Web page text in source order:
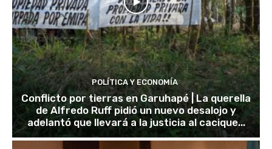
POLÍTICA Y ECONOMÍA
Conflicto por tierras en Garuhapé | La querella
de Alfredo Ruff pidió un nuevo desalojo y
adelantó que llevará a la justicia al cacique...